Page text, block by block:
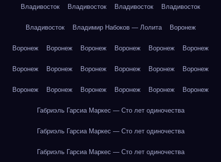
Владивосток Владивосток Владивосток Владивосток
Владивосток Владимир Набоков — Лолита Воронеж
Воронеж Воронеж Воронеж Воронеж Воронеж Воронеж
Воронеж Воронеж Воронеж Воронеж Воронеж Воронеж
Воронеж Воронеж Воронеж Воронеж Воронеж Воронеж
Габриэль Гарсиа Маркес — Сто лет одиночества
Габриэль Гарсиа Маркес — Сто лет одиночества
Габриэль Гарсиа Маркес — Сто лет одиночества